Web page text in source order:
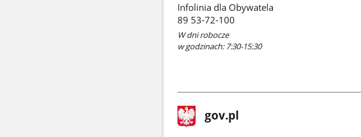
Infolinia dla Obywatela
89 53-72-100
W dni robocze
w godzinach: 7:30-15:30
stopka
gov.pl Strona
gov.pl